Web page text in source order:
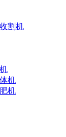
割机
机
机